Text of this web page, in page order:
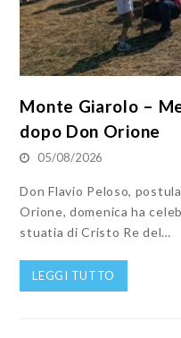
Monte Giarolo –
dopo Don Orione
05/08/2026
Don Flavio Peloso,
Orione, domenica ha
stuatia di Cristo Re del…
LEGGI TUTTO